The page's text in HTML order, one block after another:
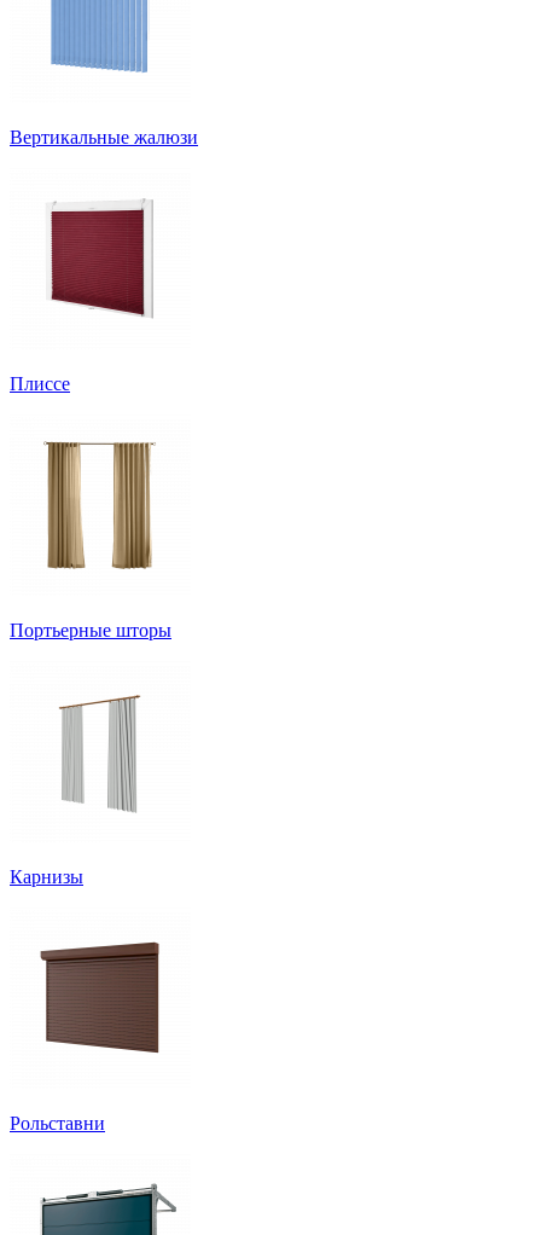
Вертикальные жалюзи
Плиссе
Портьерные шторы
Карнизы
Рольставни